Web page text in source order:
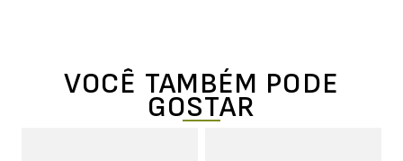
VOCÊ TAMBÉM PODE
GOSTAR